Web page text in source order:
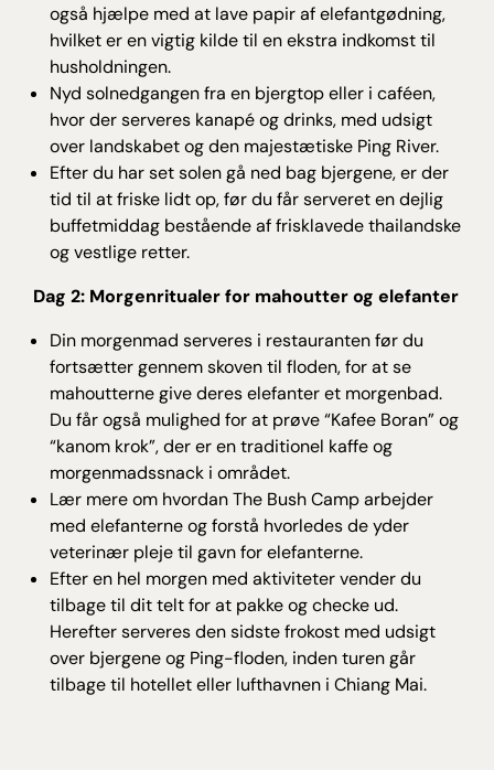
også hjælpe med at lave papir af elefantgødning,
hvilket er en vigtig kilde til en ekstra indkomst til
husholdningen.
Nyd solnedgangen fra en bjergtop eller i caféen,
hvor der serveres kanapé og drinks, med udsigt
over landskabet og den majestætiske Ping River.
Efter du har set solen gå ned bag bjergene, er der
tid til at friske lidt op, før du får serveret en dejlig
buffetmiddag bestående af frisklavede thailandske
og vestlige retter.
Dag 2: Morgenritualer for mahoutter og elefanter
Din morgenmad serveres i restauranten før du
fortsætter gennem skoven til floden, for at se
mahoutterne give deres elefanter et morgenbad.
Du får også mulighed for at prøve “Kafee Boran” og
“kanom krok”, der er en traditionel kaffe og
morgenmadssnack i området.
Lær mere om hvordan The Bush Camp arbejder
med elefanterne og forstå hvorledes de yder
veterinær pleje til gavn for elefanterne.
Efter en hel morgen med aktiviteter vender du
tilbage til dit telt for at pakke og checke ud.
Herefter serveres den sidste frokost med udsigt
over bjergene og Ping-floden, inden turen går
tilbage til hotellet eller lufthavnen i Chiang Mai.